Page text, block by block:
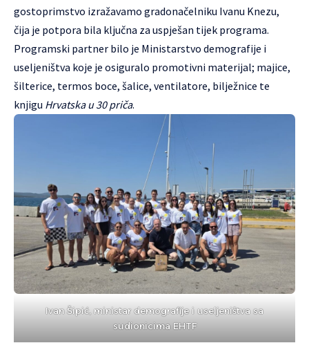
gostoprimstvo izražavamo gradonačelniku Ivanu Knezu,
čija je potpora bila ključna za uspješan tijek programa.
Programski partner bilo je Ministarstvo demografije i
useljeništva koje je osiguralo promotivni materijal; majice,
šilterice, termos boce, šalice, ventilatore, bilježnice te
knjigu Hrvatska u 30 priča.
Ivan Šipić, ministar demografije i useljeništva sa
sudionicima EHTF